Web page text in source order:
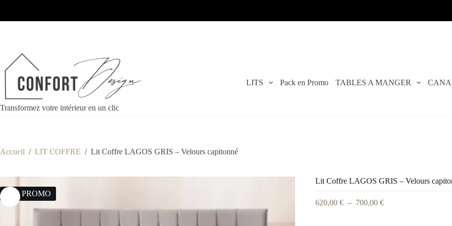
Transformez votre intérieur en un clic
LITS Pack en Promo TABLES A MANGER
Accueil / LIT COFFRE / Lit Coffre LAGOS GRIS – Velours capitonné
18% PROMO
Lit Coffre LAGOS GRIS – Velours
620,00 € – 700,00 €